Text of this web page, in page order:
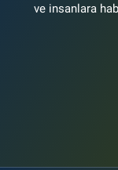
ve insanlara